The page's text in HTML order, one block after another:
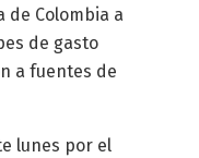
de Colombia a
de gasto
a fuentes de
lunes por el